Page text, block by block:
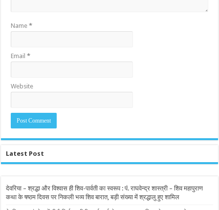
Name*
Email*
Website
Latest Post
देवरिया – श्रद्धा और विश्वास ही शिव-पार्वती का स्वरूप : पं. राघवेन्द्र शास्त्री – शिव महापुराण
कथा के षष्ठम दिवस पर निकली भव्य शिव बारात, बड़ी संख्या में श्रद्धालु हुए शामिल